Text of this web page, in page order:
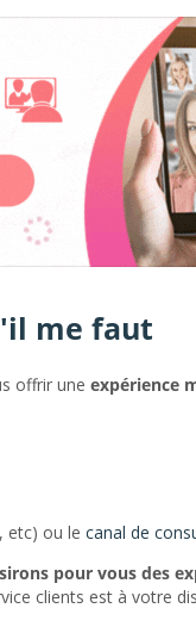
me faut
offrir une expérience
etc) ou le canal de
pour vous des
clients est à votre